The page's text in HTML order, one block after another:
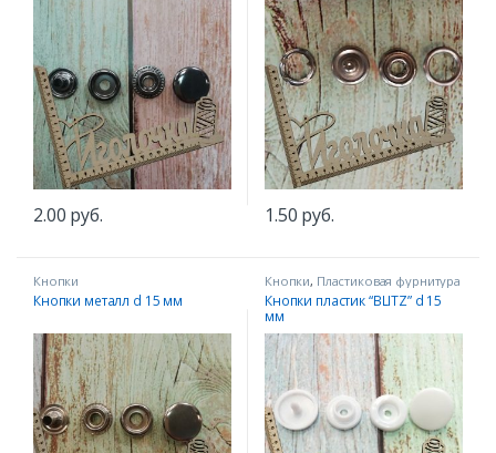
2.00 руб. 1.50 руб.
Кнопки
Кнопки металл d 15 мм
Кнопки, Пластиковая фурнитура
Кнопки пластик “BLITZ” d 15
мм